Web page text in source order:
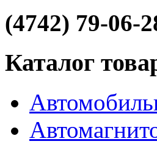
(4742) 79-06-
Каталог